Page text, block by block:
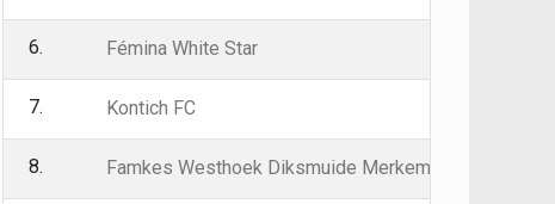
6. Fémina White Star
7. Kontich FC
8. Famkes Westhoek Diksmuide Merkem